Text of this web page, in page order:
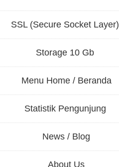
SSL (Secure Socket Layer)
Storage 10 Gb
Menu Home / Beranda
Statistik Pengunjung
News / Blog
About Us